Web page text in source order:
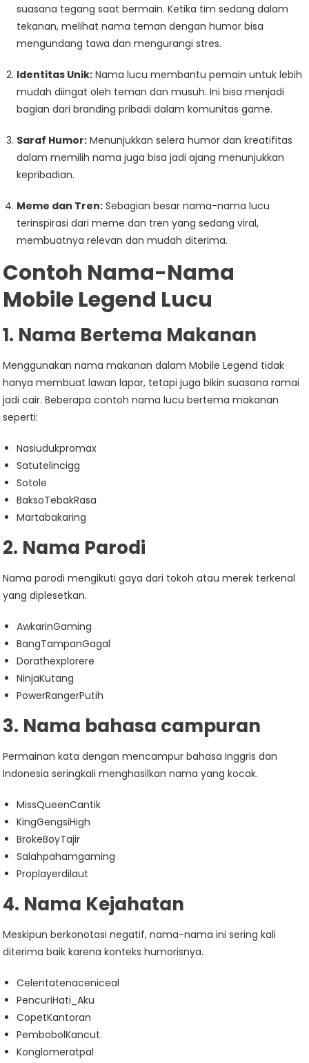
suasana tegang saat bermain. Ketika tim sedang dalam
tekanan, melihat nama teman dengan humor bisa
mengundang tawa dan mengurangi stres.
Identitas Unik: Nama lucu membantu pemain untuk lebih
mudah diingat oleh teman dan musuh. Ini bisa menjadi
bagian dari branding pribadi dalam komunitas game.
Saraf Humor: Menunjukkan selera humor dan kreatifitas
dalam memilih nama juga bisa jadi ajang menunjukkan
kepribadian.
Meme dan Tren: Sebagian besar nama-nama lucu
terinspirasi dari meme dan tren yang sedang viral,
membuatnya relevan dan mudah diterima.
Contoh Nama-Nama
Mobile Legend Lucu
1. Nama Bertema Makanan
Menggunakan nama makanan dalam Mobile Legend tidak
hanya membuat lawan lapar, tetapi juga bikin suasana ramai
jadi cair. Beberapa contoh nama lucu bertema makanan
seperti:
Nasiudukpromax
Satutelincigg
Sotole
BaksoTebakRasa
Martabakaring
2. Nama Parodi
Nama parodi mengikuti gaya dari tokoh atau merek terkenal
yang diplesetkan.
AwkarinGaming
BangTampanGagal
Dorathexplorere
NinjaKutang
PowerRangerPutih
3. Nama bahasa campuran
Permainan kata dengan mencampur bahasa Inggris dan
Indonesia seringkali menghasilkan nama yang kocak.
MissQueenCantik
KingGengsiHigh
BrokeBoyTajir
Salahpahamgaming
Proplayerdilaut
4. Nama Kejahatan
Meskipun berkonotasi negatif, nama-nama ini sering kali
diterima baik karena konteks humorisnya.
Celentatenaceniceal
PencuriHati_Aku
CopetKantoran
PembobolKancut
Konglomeratpal